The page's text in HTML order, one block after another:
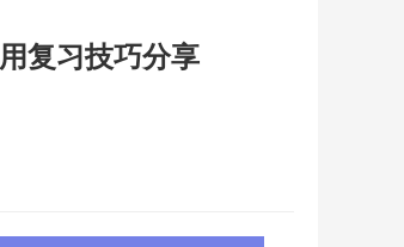
复习技巧分享